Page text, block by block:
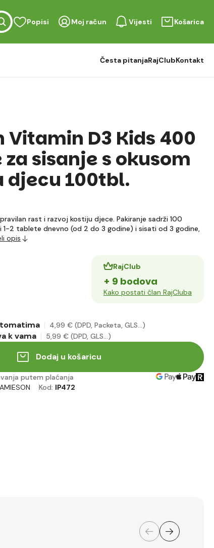
Popisi Moj račun Vijesti Košarica
Česta pitanjaRajClubKontakt
Vitamin D3 Kids 400
sisanje s okusom
djecu 100tbl.
rast i razvoj kostiju djece. Pakiranje sadrži 100
1-2 tablete dnevno (od 2 do 3 godine) i sisati od 3 godine,
opis
RajClub
+ 9 bodova
Kako postati član RajCluba
4,99 € (DPD, Packeta, GLS...)
k vama 5,99 € (DPD, GLS...)
Dodaj u košaricu
putem plaćanja
Kod: IP472